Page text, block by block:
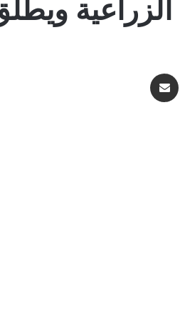
الزراعية
ماسنجر